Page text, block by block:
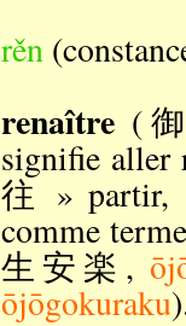
rěn
renaître (
signifie aller
往 » partir,
comme
生安楽,
ōjōgokuraku